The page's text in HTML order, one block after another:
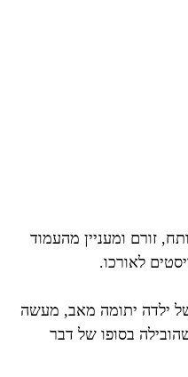
זורם ומעניין מהעמוד
לאורכו.
ילדה יתומה מאב, מעשה
בסופו של דבר